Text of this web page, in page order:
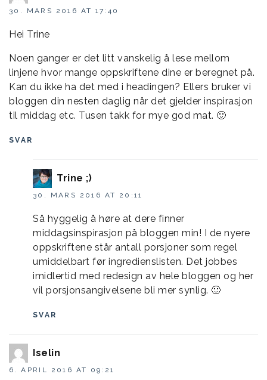
30. MARS 2016 AT 17:40
Hei Trine
Noen ganger er det litt vanskelig å lese mellom
linjene hvor mange oppskriftene dine er beregnet på.
Kan du ikke ha det med i headingen? Ellers bruker vi
bloggen din nesten daglig når det gjelder inspirasjon
til middag etc. Tusen takk for mye god mat. 🙂
SVAR
Trine ;)
30. MARS 2016 AT 20:11
Så hyggelig å høre at dere finner
middagsinspirasjon på bloggen min! I de nyere
oppskriftene står antall porsjoner som regel
umiddelbart før ingredienslisten. Det jobbes
imidlertid med redesign av hele bloggen og her
vil porsjonsangivelsene bli mer synlig. 🙂
SVAR
Iselin
6. APRIL 2016 AT 09:21